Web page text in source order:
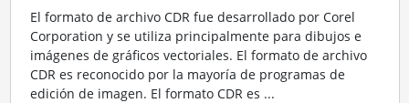
El formato de archivo CDR fue desarrollado por Corel
Corporation y se utiliza principalmente para dibujos e
imágenes de gráficos vectoriales. El formato de archivo
CDR es reconocido por la mayoría de programas de
edición de imagen. El formato CDR es ...